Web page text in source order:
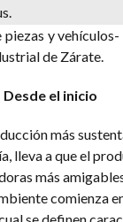
y
de Zárate.
Desde el inicio
más
lleva a que el
más
comienza